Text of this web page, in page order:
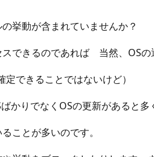
挙動が含まれていませんか？
できるのであれば 当然、OS
できることではないけど）
かりでなくOSの更新があると
ことが多いのです。